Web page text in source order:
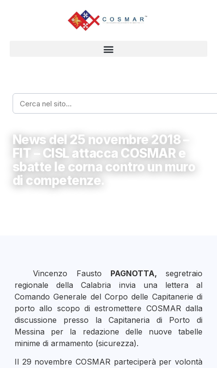
News del 25 novembre 2018 –
FIT – CISL attacca COSMAR e
sbatte le corna contro un muro
di competenze.
Vincenzo Fausto PAGNOTTA, segretraio
regionale della Calabria invia una lettera al
Comando Generale del Corpo delle Capitanerie di
porto allo scopo di estromettere COSMAR dalla
discussione presso la Capitaneria di Porto di
Messina per la redazione delle nuove tabelle
minime di armamento (sicurezza).
Il 29 novembre COSMAR parteciperà per volontà